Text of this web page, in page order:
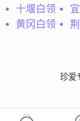
十堰白领
黄冈白领
珍爱